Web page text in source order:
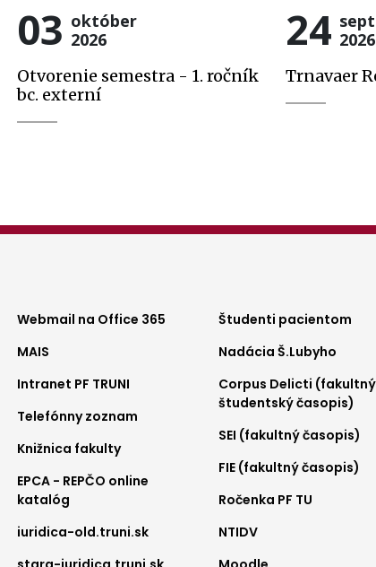
03 október
2026
Otvorenie semestra - 1. ročník
bc. externí
24 2026
Trnavaer
Footer
menu
1
Webmail na Office 365
MAIS
Intranet PF TRUNI
Telefónny zoznam
Knižnica fakulty
EPCA - REPČO online
katalóg
iuridica-old.truni.sk
Footer
menu
2
Študenti pacientom
Nadácia Š.Lubyho
Corpus Delicti (fakultný
študentský časopis)
SEI (fakultný časopis)
FIE (fakultný časopis)
Ročenka PF TU
NTIDV